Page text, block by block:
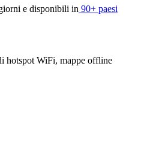
e disponibili in 90+ paesi
hotspot WiFi, mappe offline